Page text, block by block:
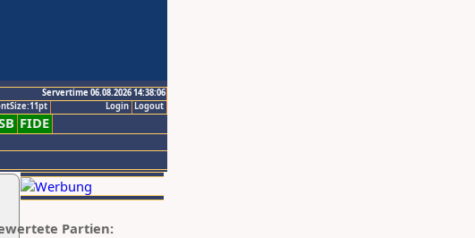
Servertime 06.08.2026 14:38:06
Logout
Login
FIDE
Partien: